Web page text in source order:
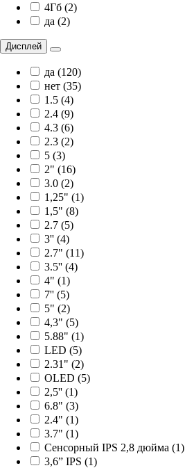
4Гб (2)
да (2)
Дисплей
да (120)
нет (35)
1.5 (4)
2.4 (9)
4.3 (6)
2.3 (2)
5 (3)
2" (16)
3.0 (2)
1,25" (1)
1,5" (8)
2.7 (5)
3'' (4)
2.7" (11)
3.5'' (4)
4" (1)
7'' (5)
5" (2)
4,3" (5)
5.88" (1)
LED (5)
2.31" (2)
OLED (5)
2,5'' (1)
6.8" (3)
2.4" (1)
3.7" (1)
Сенсорный IPS 2,8 дюйма (1)
3,6” IPS (1)